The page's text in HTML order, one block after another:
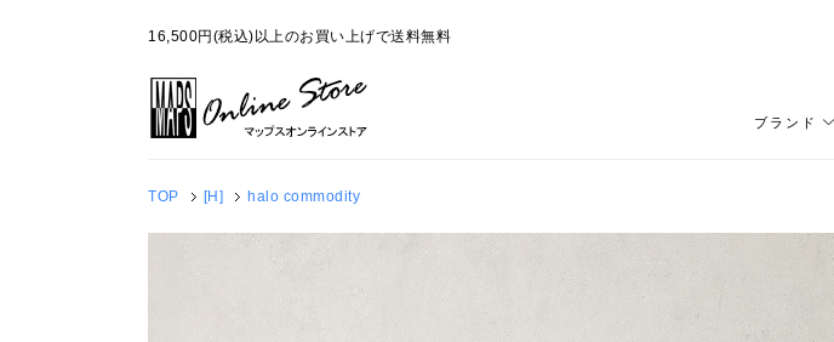
16,500円(税込)以上のお買い上げで送料無料
ブランド
TOP [H] halo commodity